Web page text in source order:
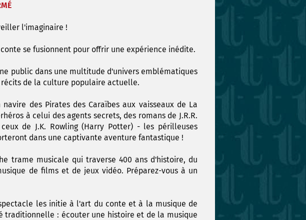
l'imaginaire !
se fusionnent pour offrir une expérience inédite.
public dans une multitude d'univers emblématiques
récits de la culture populaire actuelle.
des Pirates des Caraïbes aux vaisseaux de La
à celui des agents secrets, des romans de J.R.R.
de J.K. Rowling (Harry Potter) - les périlleuses
dans une captivante aventure fantastique !
trame musicale qui traverse 400 ans d'histoire, du
de films et de jeux vidéo. Préparez-vous à un
les initie à l'art du conte et à la musique de
traditionnelle : écouter une histoire et de la musique